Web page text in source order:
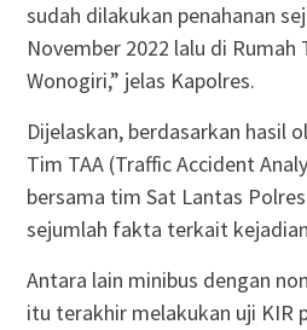
sudah dilakukan penahanan
November 2022 lalu di Rumah
Wonogiri,” jelas Kapolres.
Dijelaskan, berdasarkan hasil
Tim TAA (Traffic Accident
bersama tim Sat Lantas
sejumlah fakta terkait
Antara lain minibus dengan
itu terakhir melakukan uji KIR